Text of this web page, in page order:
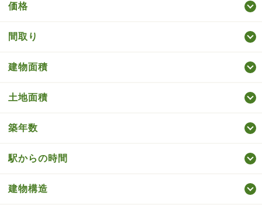
価格
間取り
建物面積
土地面積
築年数
駅からの時間
建物構造